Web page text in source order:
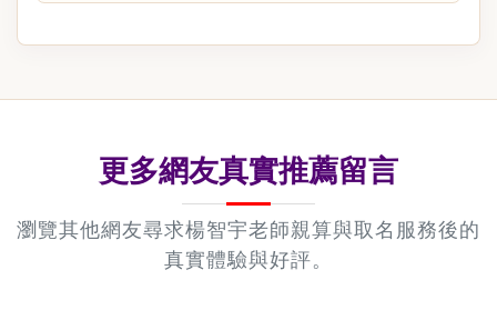
更多網友真實推薦留言
瀏覽其他網友尋求楊智宇老師親算與取名服務後的
真實體驗與好評。